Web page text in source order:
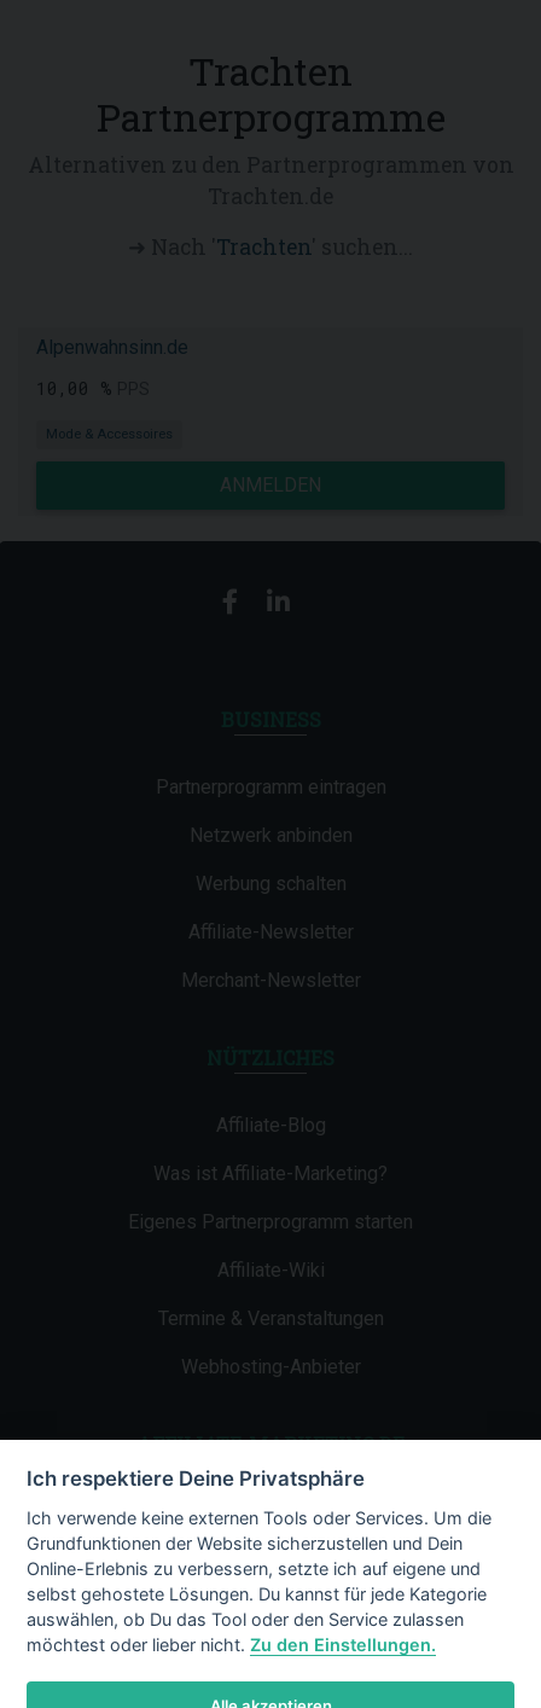
Trachten
Partnerprogramme
Trachten
Alpenwahnsinn.de
10,00 %
Mode & Accessoires
ANMELDEN
Partnerprogramm eintragen
Netzwerk anbinden
Werbung schalten
Affiliate-Newsletter
Merchant-Newsletter
Affiliate-Blog
Was ist Affiliate-Marketing?
Eigenes Partnerprogramm starten
Affiliate-Wiki
Termine & Veranstaltungen
Webhosting-Anbieter
AFFILIATE-MARKETING.DE
Impressum
Kontakt
Datenschutz
Ich respektiere Deine Privatsphäre
Ich verwende keine externen Tools oder Services. Um die
Grundfunktionen der Website sicherzustellen und Dein
Online-Erlebnis zu verbessern, setzte ich auf eigene und
selbst gehostete Lösungen. Du kannst für jede Kategorie
auswählen, ob Du das Tool oder den Service zulassen
möchtest oder lieber nicht.Zu den Einstellungen.